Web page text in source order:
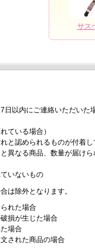
サス
日以内にご連絡いただいた
ている場合）
と認められるものが付着し
異なる商品、数量が届けら
いないもの
は除外となります。
れた場合
損が生じた場合
場合
された商品の場合